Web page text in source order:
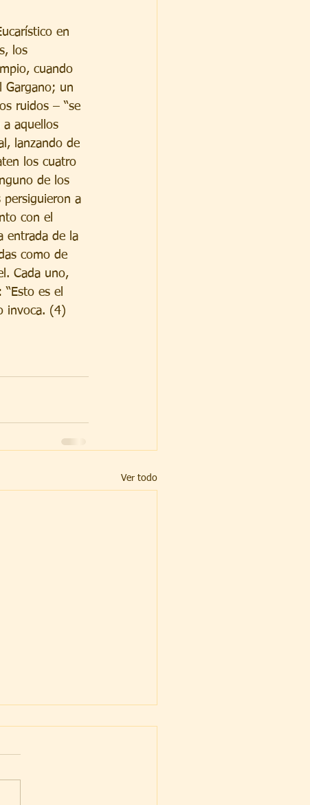
en
los
cuando
Gargano; un
ruidos – “se
aquellos
lanzando de
los cuatro
de los
a
con el
entrada de la
como de
Cada uno,
es el
invoca. (4)
Ver todo